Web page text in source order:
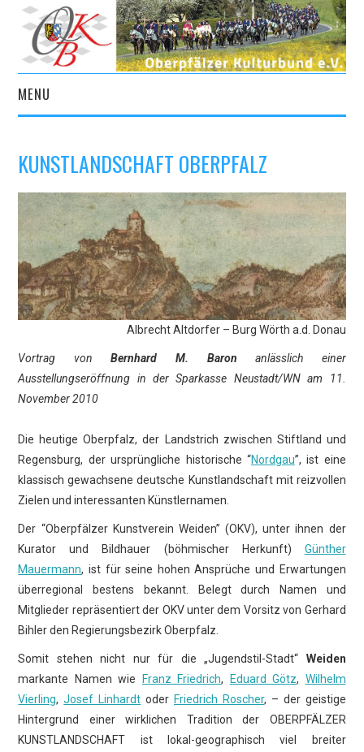
MENU
AKTUELLES
VEREIN
KULTURPORTAL
ARCHIV
KUNSTLANDSCHAFT OBERPFALZ
Albrecht Altdorfer – Burg Wörth a.d. Donau
Vortrag vonBernhard M. Baronanlässlich einer
Ausstellungseröffnung in der Sparkasse Neustadt/WN am 11.
November 2010
Die heutige Oberpfalz, der Landstrich zwischen Stiftland und
Regensburg, der ursprüngliche historische “Nordgau”, ist eine
klassisch gewachsene deutsche Kunstlandschaft mit reizvollen
Zielen und interessanten Künstlernamen.
Der “Oberpfälzer Kunstverein Weiden” (OKV), unter ihnen der
Kurator und Bildhauer (böhmischer Herkunft) Günther
Mauermann, ist für seine hohen Ansprüche und Erwartungen
überregional bestens bekannt. Belegt durch Namen und
Mitglieder repräsentiert der OKV unter dem Vorsitz von Gerhard
Bihler den Regierungsbezirk Oberpfalz.
Somit stehen nicht nur für die „Jugendstil-Stadt“ Weiden
markante Namen wie
Franz Friedrich, Eduard Götz, Wilhelm
Vierling,Josef Linhardt oder Friedrich Roscher, – der geistige
Hintergrund einer wirklichen Tradition der OBERPFÄLZER
KUNSTLANDSCHAFT ist lokal-geographisch viel breiter